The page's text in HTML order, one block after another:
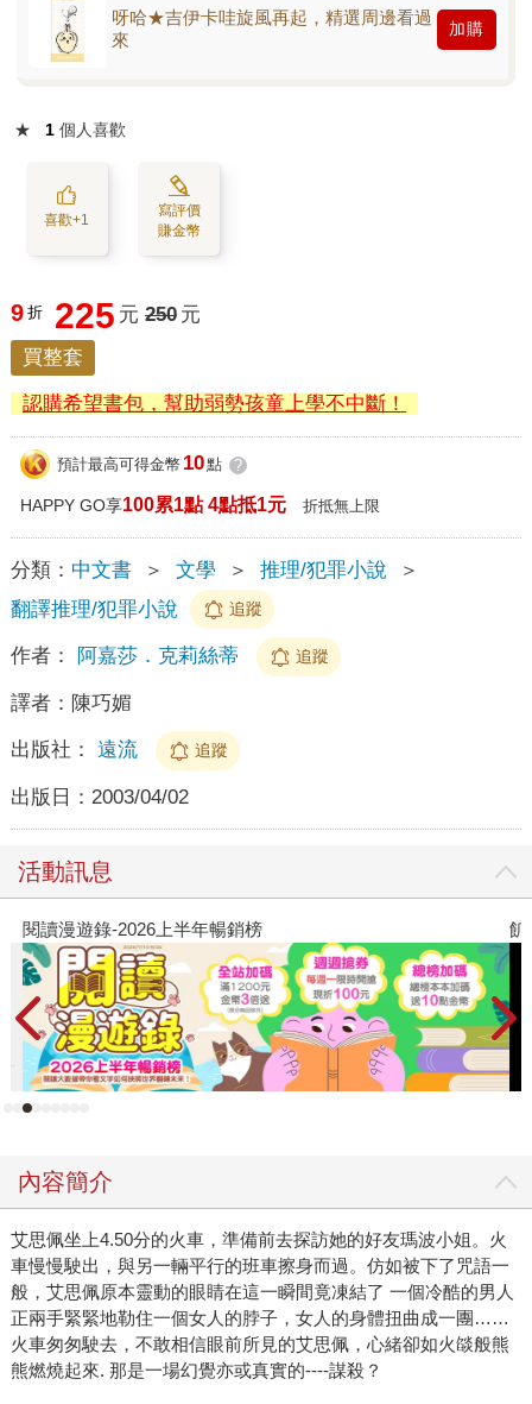
呀哈★吉伊卡哇旋風再起，精選周邊看過
來
加購
★ 1 個人喜歡
喜歡+1
寫評價
賺金幣
9 折 225 元 250 元
買整套
認購希望書包，幫助弱勢孩童上學不中斷！
預計最高可得金幣 10點 ?
HAPPY GO享100累1點 4點抵1元 折抵無上限
分類： 中文書 ＞ 文學 ＞ 推理/犯罪小說
＞
翻譯推理/犯罪小說
追蹤
作者： 阿嘉莎．克莉絲蒂 追蹤
譯者： 陳巧媚
出版社： 遠流 追蹤
出版日： 2003/04/02
活動訊息
閱讀漫遊錄-2026上半年暢銷榜 飢
內容簡介
艾思佩坐上4.50分的火車，準備前去探訪她的好友瑪波小姐。火
車慢慢駛出，與另一輛平行的班車擦身而過。仿如被下了咒語一
般，艾思佩原本靈動的眼睛在這一瞬間竟凍結了 一個冷酷的男人
正兩手緊緊地勒住一個女人的脖子，女人的身體扭曲成一團……
火車匆匆駛去，不敢相信眼前所見的艾思佩，心緒卻如火燄般熊
熊燃燒起來. 那是一場幻覺亦或真實的----謀殺？